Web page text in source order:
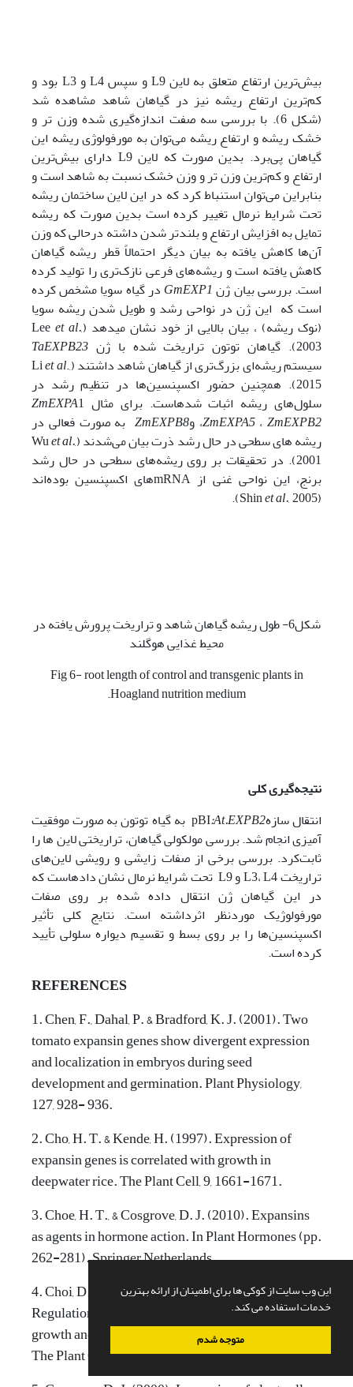
این وب سایت از کوکی ها برای اطمینان از ارائه بهترین
خدمات استفاده می کند.
متوجه شدم
بیش‌ترین ارتفاع متعلق به لاین L9 و سپس L4 و L3‌ بود و
کم‌ترین ارتفاع ریشه نیز در گیاهان شاهد مشاهده شد
(شکل 6). با بررسی سه صفت اندازه‌گیری شده وزن تر و
خشک ریشه و ارتفاع ریشه می‌توان به مورفولوژی ریشه این
گیاهان پی‌برد. بدین صورت که لاین L9 دارای بیش‌ترین
ارتفاع و کم‌ترین وزن تر و وزن خشک نسبت به شاهد است و
بنابراین می‌توان استنباط کرد که در این لاین ساختمان ریشه
تحت شرایط نرمال تغییر کرده است بدین صورت که ریشه
تمایل به افزایش ارتفاع و بلند‌تر شدن داشته درحالی که وزن
آن‌ها کاهش یافته به بیان دیگر احتمالاً قطر ریشه‌ گیاهان
کاهش یافته است و ریشه‌های فرعی نازک‌تری را تولید کرده
است. بررسی بیان ژنGmEXP1 در گیاه سویا مشخص کرده
است که این ژن در نواحی رشد و طویل شدن ریشه سویا
(نوک ریشه) ، بیان بالایی از خود نشان می­دهد (Leeet al.,
2003). گیاهان توتون تراریخت شده با ژن
TaEXPB23
سیستم ریشه‌ای بزرگ‌تری از گیاهان شاهد داشتند (Li et al.,
2015). همچنین حضور اکسپنسین‌ها در تنظیم رشد در
سلول‌های ریشه اثبات شده­است. برای مثال ZmEXPA1
،ZmEXPA5‌ ، ZmEXPB2 وZmEXPB8 به صورت فعالی در
ریشه های سطحی در حال رشد ذرت بیان می‌‌شدند (Wuet al.,
2001). در تحقیقات بر روی ریشه‌های سطحی در حال رشد
برنج، این نواحی غنی از mRNA‌های اکسپنسین بوده‌اند
(Shin
et al., 2005).
شکل6- طول ریشه گیاهان شاهد و تراریخت پرورش یافته در
محیط غذایی هوگلند
Fig 6- root length of control and transgenic plants in
Hoagland nutrition medium.
نتیجه‌گیری کلی
انتقال سازهpBI:At.EXPB2
به گیاه توتون به صورت موفقیت
آمیزی انجام شد. بررسی مولکولی گیاهان، تراریختی لاین ها را
ثابت‌کرد. بررسی‌ برخی از صفات زایشی و رویشی لاین‌های
تراریخت L3، L4 و L9 تحت شرایط نرمال نشان داده­است که
در این گیاهان ژن انتقال داده شده بر روی صفات
مورفولوژیک موردنظر اثرداشته است. نتایج کلی تأثیر
اکسپنسین‌ها را بر روی بسط و تقسیم دیواره سلولی تأیید
کرده است.
REFERENCES
1. Chen, F., Dahal, P. & Bradford, K. J. (2001). Two
tomato expansin genes show divergent expression
and localization in embryos during seed
development and germination. Plant Physiology,
2. Cho, H. T. & Kende, H. (1997). Expression of
expansin genes is correlated with growth in
deepwater rice. The Plant Cell, 9, 1661-1671.
3. Choe, H. T., & Cosgrove, D. J. (2010). Expansins
as agents in hormone action. In Plant Hormones (pp.
4. Choi, D., Lee, Y., Cho, H. T. & Kende, H. (2003).
Regulation of expansin gene expression affects
growth and development in transgenic rice plants.